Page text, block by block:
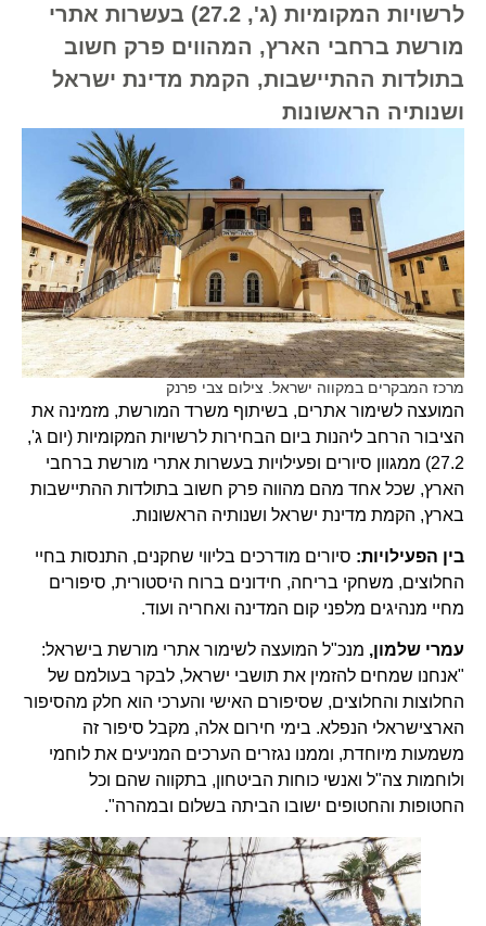
לרשויות המקומיות (ג', 27.2) בעשרות אתרי
מורשת ברחבי הארץ, המהווים פרק חשוב
בתולדות ההתיישבות, הקמת מדינת ישראל
ושנותיה הראשונות
מרכז המבקרים במקווה ישראל. צילום צבי פרנק
המועצה לשימור אתרים, בשיתוף משרד המורשת, מזמינה את
הציבור הרחב ליהנות ביום הבחירות לרשויות המקומיות (יום ג',
27.2) ממגוון סיורים ופעילויות בעשרות אתרי מורשת ברחבי
הארץ, שכל אחד מהם מהווה פרק חשוב בתולדות ההתיישבות
בארץ, הקמת מדינת ישראל ושנותיה הראשונות.
בין הפעילויות:סיורים מודרכים בליווי שחקנים, התנסות בחיי
החלוצים, משחקי בריחה, חידונים ברוח היסטורית, סיפורים
מחיי מנהיגים מלפני קום המדינה ואחריה ועוד.
עמרי שלמון,מנכ"ל המועצה לשימור אתרי מורשת בישראל:
"אנחנו שמחים להזמין את תושבי ישראל, לבקר בעולמם של
החלוצות והחלוצים, שסיפורם האישי והערכי הוא חלק מהסיפור
הארצישראלי הנפלא. בימי חירום אלה, מקבל סיפור זה
משמעות מיוחדת, וממנו נגזרים הערכים המניעים את לוחמי
ולוחמות צה"ל ואנשי כוחות הביטחון, בתקווה שהם וכל
החטופות והחטופים ישובו הביתה בשלום ובמהרה".